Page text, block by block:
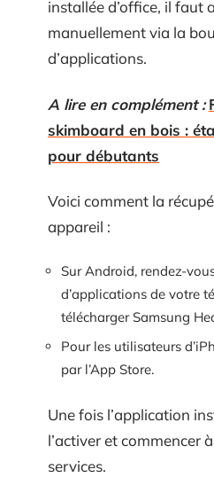
installée d’office, il faut
manuellement via la
d’applications.
A lire en complément :
skimboard en bois :
pour débutants
Voici comment la
appareil :
Sur Android, rendez-
d’applications de votre
télécharger Samsung
Pour les utilisateurs
par l’App Store.
Une fois l’application
l’activer et commencer
services.